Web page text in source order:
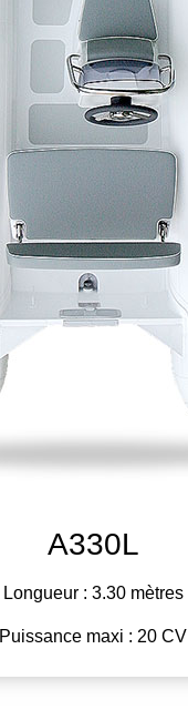
A330L
Longueur : 3.30 mètres
Puissance maxi : 20 CV